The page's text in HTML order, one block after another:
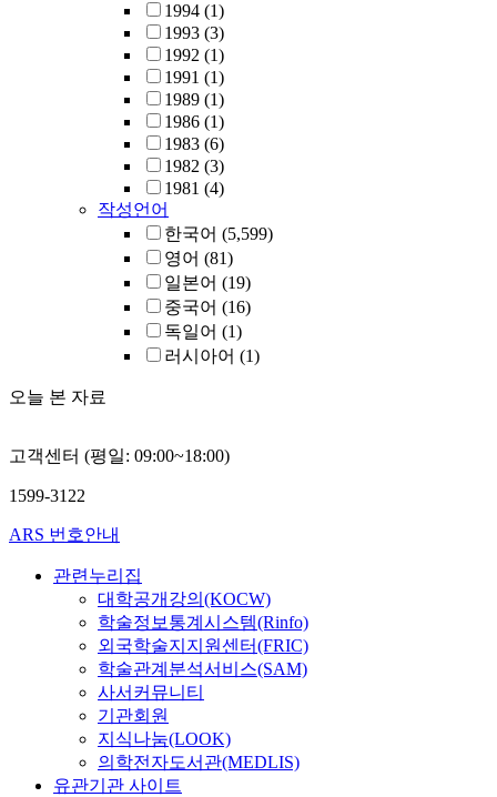
1994 (1)
1993 (3)
1992 (1)
1991 (1)
1989 (1)
1986 (1)
1983 (6)
1982 (3)
1981 (4)
작성언어
한국어 (5,599)
영어 (81)
일본어 (19)
중국어 (16)
독일어 (1)
러시아어 (1)
오늘 본 자료
고객센터 (평일: 09:00~18:00)
1599-3122
ARS 번호안내
관련누리집
대학공개강의(KOCW)
학술정보통계시스템(Rinfo)
외국학술지지원센터(FRIC)
학술관계분석서비스(SAM)
사서커뮤니티
기관회원
지식나눔(LOOK)
의학전자도서관(MEDLIS)
유관기관 사이트